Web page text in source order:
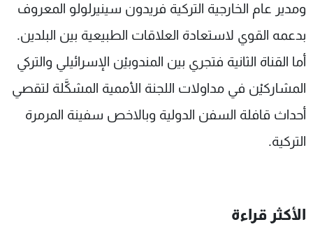
ومدير عام الخارجية التركية فريدون سينيرلولو المعروف
بدعمه القوي لاستعادة العلاقات الطبيعية بين البلدين.
أما القناة الثانية فتجري بين المندوبيْن الإسرائيلي والتركي
المشاركيْن في مداولات اللجنة الأممية المشكَّلة لتقصي
أحداث قافلة السفن الدولية وبالاخص سفينة المرمرة
التركية.
الأكثر قراءة
عن MTV
الإنـتـاج
وظائف
تواصل معنا
شروط الإسـتخدام
سياسة الخصوصية